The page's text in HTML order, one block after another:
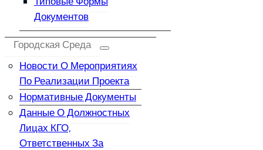
Документов
Городская Среда
Новости О Мероприятиях
По Реализации Проекта
Нормативные Документы
Данные О Должностных
Лицах КГО,
Ответственных За